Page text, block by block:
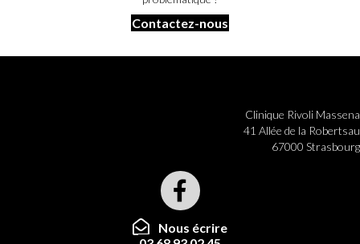
Contactez-nous
Clinique Rivoli Massena
41 Allée de la Robertsau
67000 Strasbourg
Nous écrire